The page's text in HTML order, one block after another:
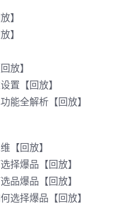
】
】
放】
置【回放】
能全解析【回放】
【回放】
择爆品【回放】
品爆品【回放】
选择爆品【回放】